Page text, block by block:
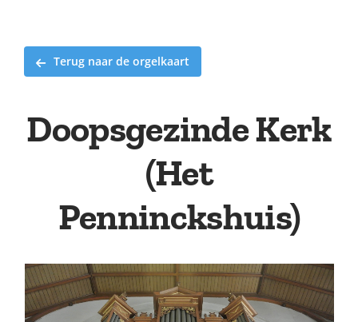
Terug naar de orgelkaart
Doopsgezinde Kerk
(Het
Penninckshuis)